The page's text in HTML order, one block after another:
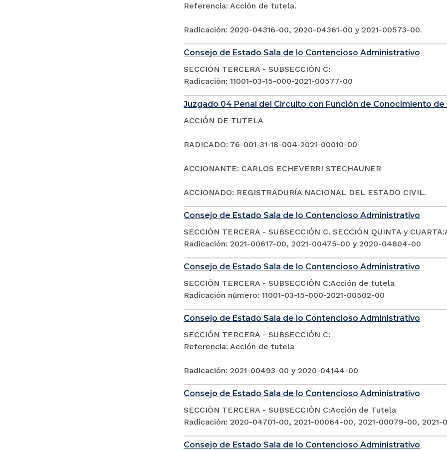
Referencia: Acción de tutela.
Radicación: 2020-04316-00, 2020-04361-00 y 2021-00573-00.
Consejo de Estado Sala de lo Contencioso Administrativo
SECCIÓN TERCERA - SUBSECCIÓN C:
Radicación: 11001-03-15-000-2021-00577-00
Juzgado 04 Penal del Circuito con Función de Conocimiento de
ACCIÓN DE TUTELA
RADICADO: 76-001-31-18-004-2021-00010-00
ACCIONANTE: CARLOS ECHEVERRI STECHAUNER
ACCIONADO: REGISTRADURÍA NACIONAL DEL ESTADO CIVIL.
Consejo de Estado Sala de lo Contencioso Administrativo
SECCIÓN TERCERA - SUBSECCIÓN C. SECCIÓN QUINTA y
Radicación: 2021-00617-00, 2021-00475-00 y 2020-04804-00
Consejo de Estado Sala de lo Contencioso Administrativo
SECCIÓN TERCERA - SUBSECCIÓN C:Acción de tutela
Radicación número: 11001-03-15-000-2021-00502-00
Consejo de Estado Sala de lo Contencioso Administrativo
SECCIÓN TERCERA - SUBSECCIÓN C:
Referencia: Acción de tutela
Radicación: 2021-00493-00 y 2020-04144-00
Consejo de Estado Sala de lo Contencioso Administrativo
SECCIÓN TERCERA - SUBSECCIÓN C:Acción de Tutela
Radicación: 2020-04701-00, 2021-00064-00, 2021-00079-00, 2021-
Consejo de Estado Sala de lo Contencioso Administrativo